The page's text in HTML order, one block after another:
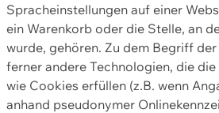
Spracheinstellungen auf einer
ein Warenkorb oder die Stelle, an
wurde, gehören. Zu dem Begriff
ferner andere Technologien, die
wie Cookies erfüllen (z.B. wenn
anhand pseudonymer